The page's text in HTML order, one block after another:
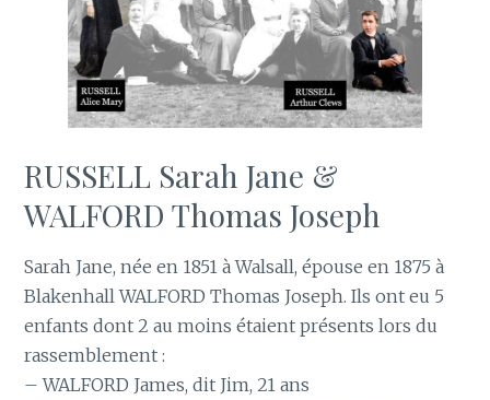
RUSSELL Sarah Jane &
WALFORD Thomas Joseph
Sarah Jane, née en 1851 à Walsall, épouse en 1875 à
Blakenhall WALFORD Thomas Joseph. Ils ont eu 5
enfants dont 2 au moins étaient présents lors du
rassemblement :
– WALFORD James, dit Jim, 21 ans